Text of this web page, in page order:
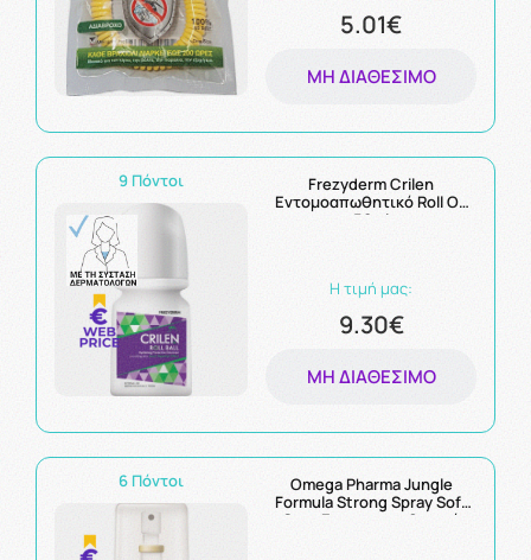
5.01€
ΜΗ ΔΙΑΘΈΣΙΜΟ
9 Πόντοι
Frezyderm Crilen
Εντομοαπωθητικό Roll On
50ml
Η τιμή μας:
9.30€
ΜΗ ΔΙΑΘΈΣΙΜΟ
6 Πόντοι
Omega Pharma Jungle
Formula Strong Spray Soft
Care Εντομοαπωθητικό